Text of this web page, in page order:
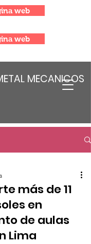
MECANICOS
web
web
más de 11
en
de aulas
Lima